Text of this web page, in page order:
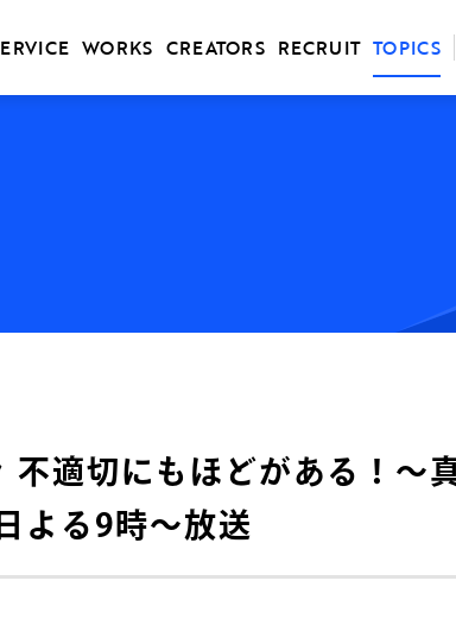
WORKS CREATORS RECRUIT TOPICS
不適切にもほどがある！〜
よる9時～放送